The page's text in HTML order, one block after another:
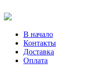
В начало
Контакты
Доставка
Оплата